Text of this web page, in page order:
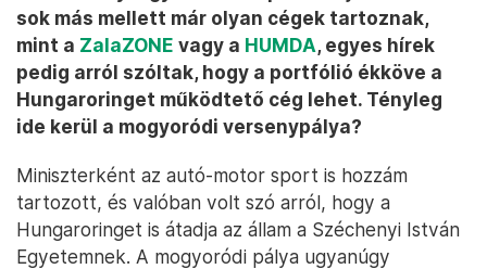
sok más mellett már olyan cégek tartoznak,
mint a ZalaZONE vagy a HUMDA, egyes hírek
pedig arról szóltak, hogy a portfólió ékköve a
Hungaroringet működtető cég lehet. Tényleg
ide kerül a mogyoródi versenypálya?
Miniszterként az autó-motor sport is hozzám
tartozott, és valóban volt szó arról, hogy a
Hungaroringet is átadja az állam a Széchenyi István
Egyetemnek. A mogyoródi pálya ugyanúgy